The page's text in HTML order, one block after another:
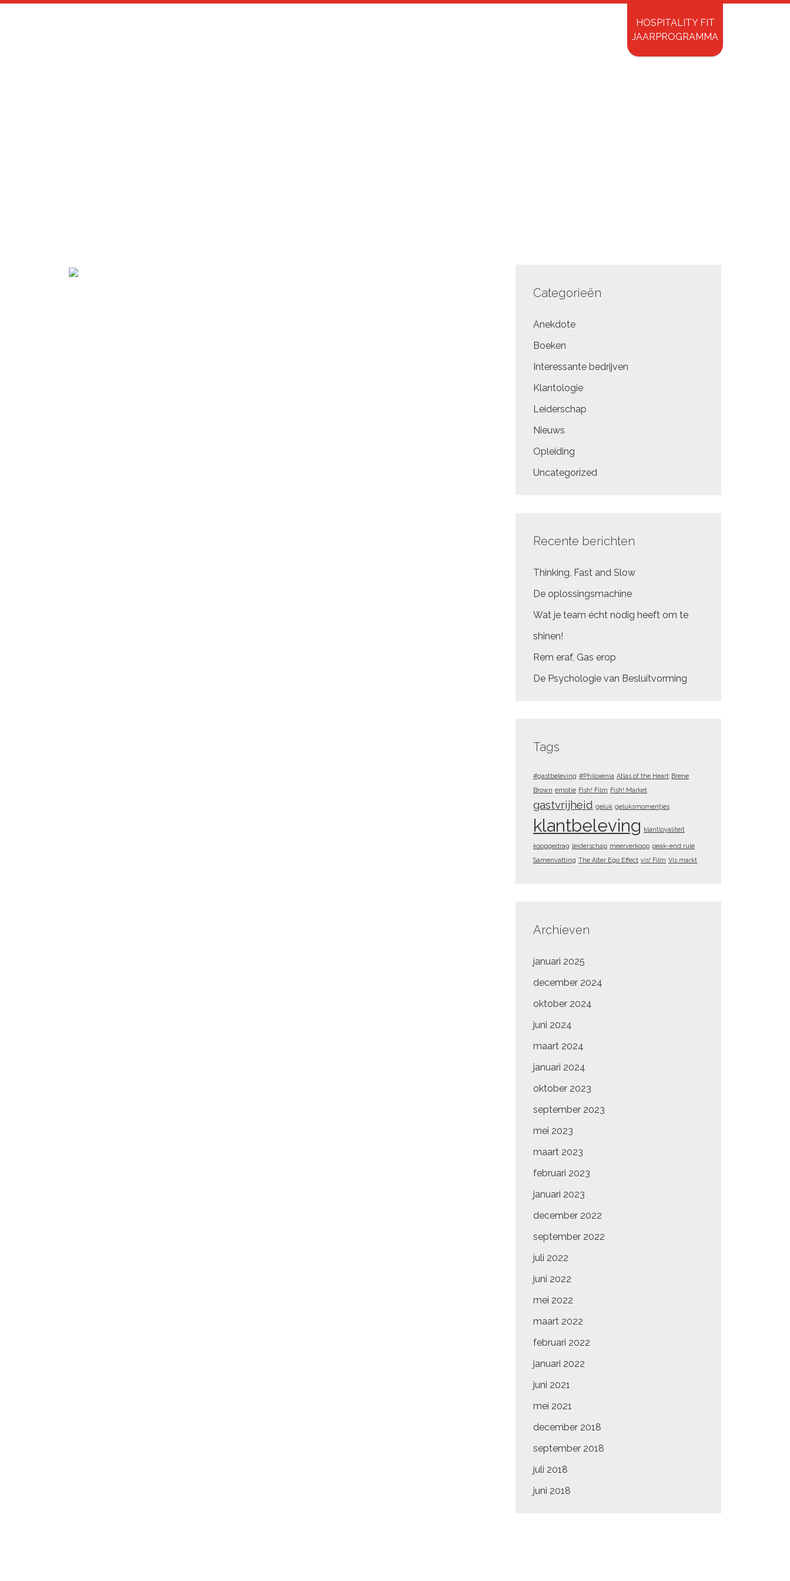
HOSPITALITY FIT
JAARPROGRAMMA
Categorieën
Anekdote
Boeken
Interessante bedrijven
Klantologie
Leiderschap
Nieuws
Opleiding
Uncategorized
Recente berichten
Thinking, Fast and Slow
De oplossingsmachine
Wat je team écht nodig heeft om te
shinen!
Rem eraf, Gas erop
De Psychologie van Besluitvorming
Tags
#gastbeleving #Philoxenia Atlas of the Heart Brene
Brown emotie Fish! Film Fish! Market
gastvrijheid geluk geluksmomentjes
klantbeleving klantloyaliteit
koopgedrag leiderschap meerverkoop peak-end rule
Samenvatting The Alter Ego Effect vis! Film Vis markt
Archieven
januari 2025
december 2024
oktober 2024
juni 2024
maart 2024
januari 2024
oktober 2023
september 2023
mei 2023
maart 2023
februari 2023
januari 2023
december 2022
september 2022
juli 2022
juni 2022
mei 2022
maart 2022
februari 2022
januari 2022
juni 2021
mei 2021
december 2018
september 2018
juli 2018
juni 2018